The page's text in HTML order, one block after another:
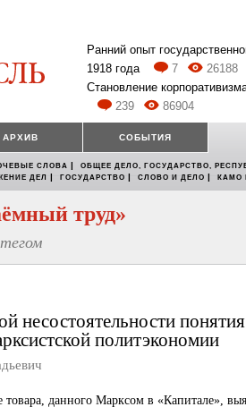
Ранний опыт
1918 года
7 26188
Становление
239
86904
АРХИВ СОБЫТИЯ
СЛОВА | ОБЩЕЕ ДЕЛО, ГОСУДАРСТВО,
ДЕЛ | ГОСУДАРСТВО | СЛОВО И ДЕЛО | КАМО
труд»
несостоятельности
политэкономии
товара, данного Марксом в «Капитале»,